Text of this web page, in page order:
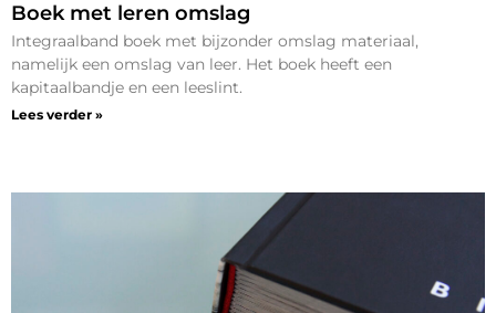
Boek met leren omslag
Integraalband boek met bijzonder omslag materiaal,
namelijk een omslag van leer. Het boek heeft een
kapitaalbandje en een leeslint.
Lees verder »